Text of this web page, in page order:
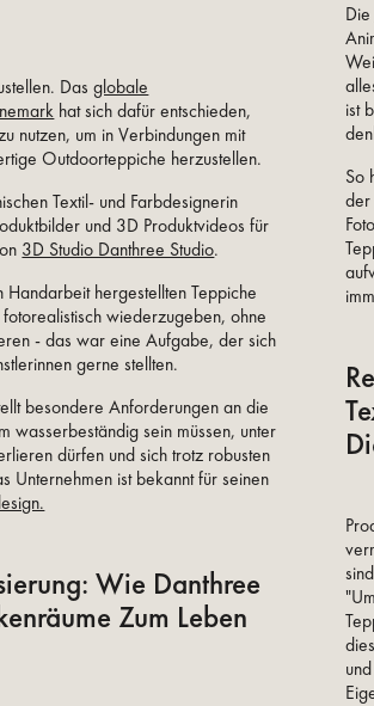
Dasglobale
hat sich dafür entschieden,
nutzen, um in Verbindungen mit
Outdoorteppiche herzustellen.
Textil- und Farbdesignerin
und 3D Produktvideos für
3D Studio Danthree Studio.
hergestellten Teppiche
wiederzugeben, ohne
- das war eine Aufgabe, der sich
gerne stellten.
besondere Anforderungen an die
wasserbeständig sein müssen, unter
dürfen und sich trotz robusten
Unternehmen ist bekannt für seinen
Wie Danthree
Zum Leben
Die
ist
So
der